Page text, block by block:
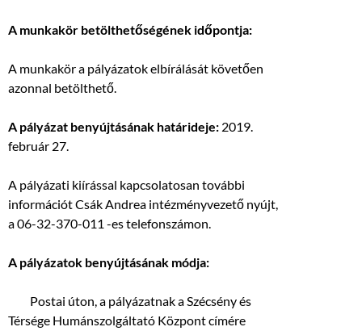
A munkakör betölthetőségének időpontja:
A munkakör a pályázatok elbírálását követően
azonnal betölthető.
A pályázat benyújtásának határideje: 2019.
február 27.
A pályázati kiírással kapcsolatosan további
információt Csák Andrea intézményvezető nyújt,
a 06-32-370-011 -es telefonszámon.
A pályázatok benyújtásának módja:
 Postai úton, a pályázatnak a Szécsény és
Térsége Humánszolgáltató Központ címére